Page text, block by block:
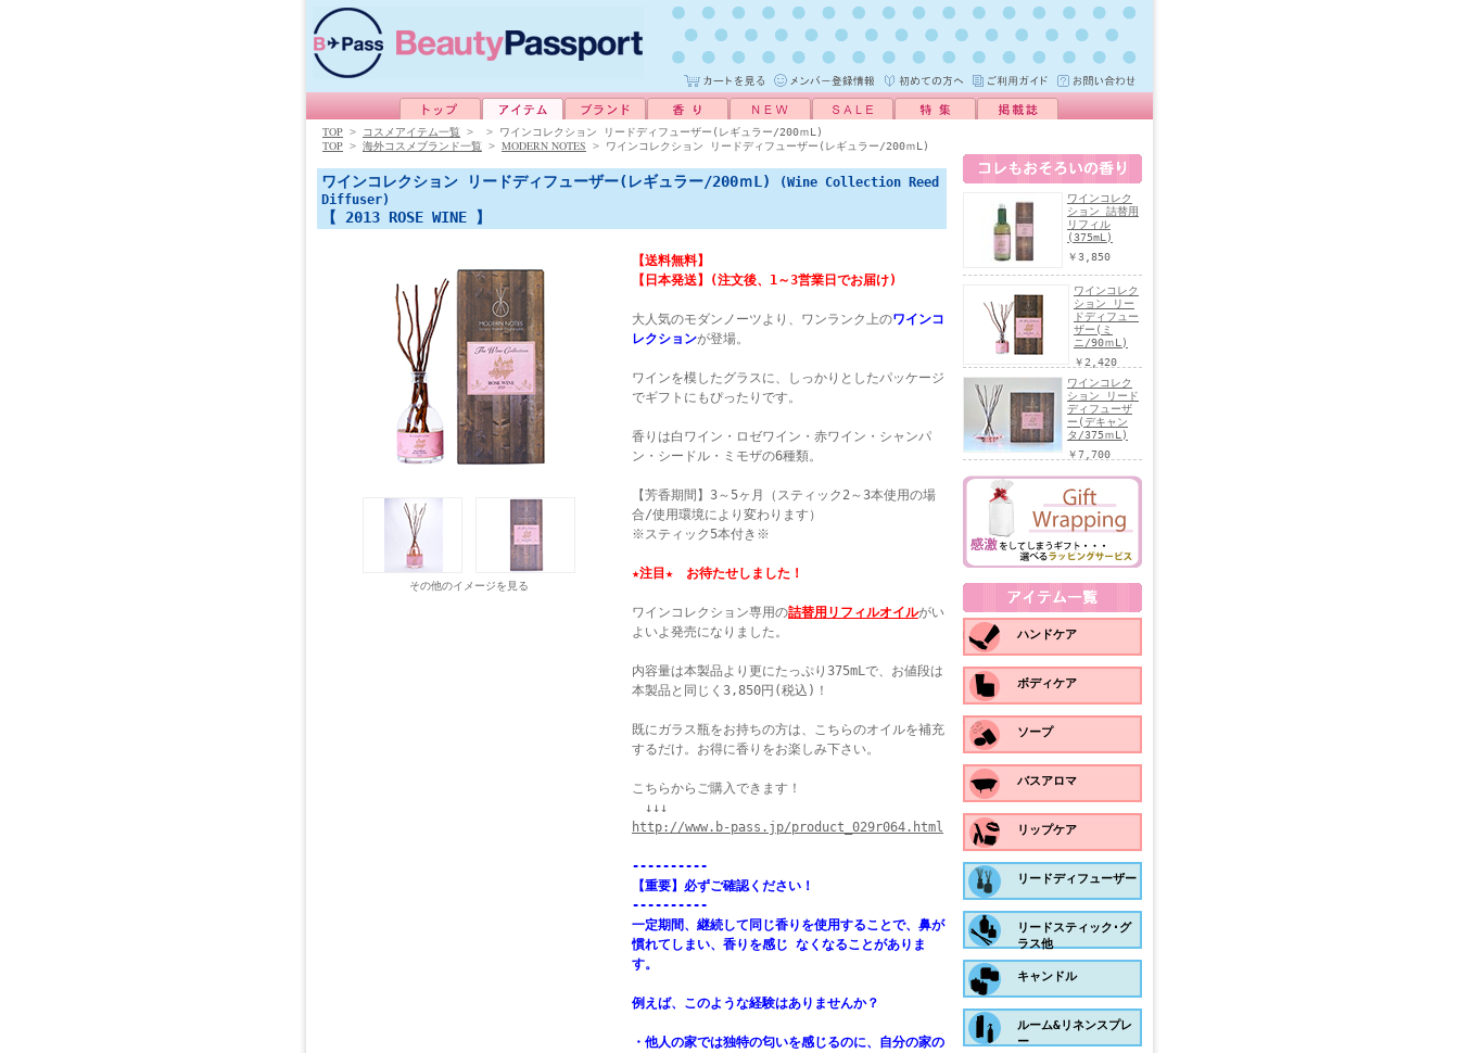
TOP > コスメアイテム一覧 > > ワインコレクション リードディフューザー(レギュラー/200ｍL)
TOP > 海外コスメブランド一覧 > MODERN NOTES > ワインコレクション リードディフューザー(レギュラー/200ｍL)
ワインコレクション リードディフューザー(レギュラー/200ｍL)
(Wine Collection Reed
Diffuser)
【 2013 ROSE WINE 】
【送料無料】
【日本発送】(注文後、1～3営業日でお届け)
大人気のモダンノーツより、ワンランク上のワインコ
レクションが登場。
ワインを模したグラスに、しっかりとしたパッケージ
でギフトにもぴったりです。
香りは白ワイン・ロゼワイン・赤ワイン・シャンパ
ン・シードル・ミモザの6種類。
【芳香期間】3～5ヶ月（スティック2～3本使用の場
合/使用環境により変わります）
※スティック5本付き※
★注目★ お待たせしました！
ワインコレクション専用の詰替用リフィルオイルがい
よいよ発売になりました。
内容量は本製品より更にたっぷり375mLで、お値段は
本製品と同じく3,850円(税込)！
既にガラス瓶をお持ちの方は、こちらのオイルを補充
するだけ。お得に香りをお楽しみ下さい。
こちらからご購入できます！
↓↓↓
http://www.b-pass.jp/product_029r064.html
----------
【重要】必ずご確認ください！
----------
一定期間、継続して同じ香りを使用することで、鼻が
慣れてしまい、香りを感じ なくなることがありま
す。
例えば、このような経験はありませんか？
・他人の家では独特の匂いを感じるのに、自分の家の
その他のイメージを見る
ワインコレク
ション 詰替用
リフィル
(375mL)
￥3,850
ワインコレク
ション リー
ドディフュー
ザー(ミ
ニ/90ｍL)
￥2,420
ワインコレク
ション リード
ディフューザ
ー(デキャン
タ/375ｍL)
￥7,700
ハンドケア
ボディケア
ソープ
バスアロマ
リップケア
リードディフューザー
リードスティック･グ
ラス他
キャンドル
ルーム&リネンスプレ
ー